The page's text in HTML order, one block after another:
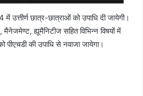
उत्तीर्ण छात्र-छात्राओं को उपाधि दी जायेगी।
मैनेजमेण्ट, ह्यूमैनिटीज सहित विभिन्न विषयों में
पीएचडी की उपाधि से नवाजा जायेगा।